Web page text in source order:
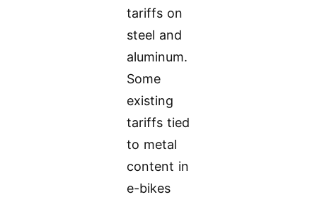
tariffs on
steel and
aluminum.
Some
existing
tariffs tied
to metal
content in
e-bikes